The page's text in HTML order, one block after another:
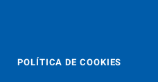
POLÍTICA DE COOKIES